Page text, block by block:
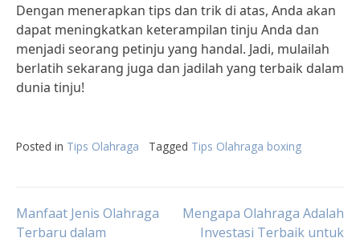
Dengan menerapkan tips dan trik di atas, Anda akan
dapat meningkatkan keterampilan tinju Anda dan
menjadi seorang petinju yang handal. Jadi, mulailah
berlatih sekarang juga dan jadilah yang terbaik dalam
dunia tinju!
Posted in Tips Olahraga Tagged Tips Olahraga boxing
Post
Manfaat Jenis Olahraga
Terbaru dalam
Mengapa Olahraga Adalah
Investasi Terbaik untuk